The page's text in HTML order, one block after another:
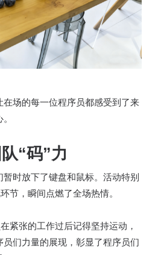
场的每一位程序员都感受到了来
“码”力
时放下了键盘和鼠标。活动特别
节，瞬间点燃了全场热情。
紧张的工作过后记得坚持运动，
们力量的展现，彰显了程序员们